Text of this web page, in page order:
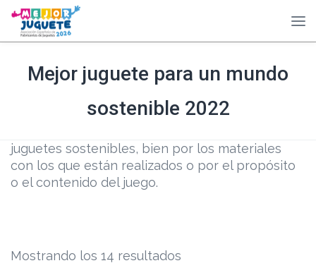
Mejor juguete para un mundo
sostenible 2022
juguetes sostenibles, bien por los materiales
con los que están realizados o por el propósito
o el contenido del juego.
Mostrando los 14 resultados